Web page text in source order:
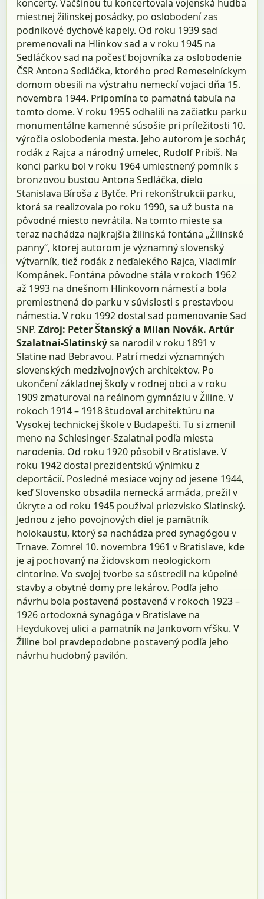
koncerty. Väčšinou tu koncertovala vojenská hudba
miestnej žilinskej posádky, po oslobodení zas
podnikové dychové kapely. Od roku 1939 sad
premenovali na Hlinkov sad a v roku 1945 na
Sedláčkov sad na počesť bojovníka za oslobodenie
ČSR Antona Sedláčka, ktorého pred Remeselníckym
domom obesili na výstrahu nemeckí vojaci dňa 15.
novembra 1944. Pripomína to pamätná tabuľa na
tomto dome. V roku 1955 odhalili na začiatku parku
monumentálne kamenné súsošie pri príležitosti 10.
výročia oslobodenia mesta. Jeho autorom je sochár,
rodák z Rajca a národný umelec, Rudolf Pribiš. Na
konci parku bol v roku 1964 umiestnený pomník s
bronzovou bustou Antona Sedláčka, dielo
Stanislava Bíroša z Bytče. Pri rekonštrukcii parku,
ktorá sa realizovala po roku 1990, sa už busta na
pôvodné miesto nevrátila. Na tomto mieste sa
teraz nachádza najkrajšia žilinská fontána „Žilinské
panny“, ktorej autorom je významný slovenský
výtvarník, tiež rodák z neďalekého Rajca, Vladimír
Kompánek. Fontána pôvodne stála v rokoch 1962
až 1993 na dnešnom Hlinkovom námestí a bola
premiestnená do parku v súvislosti s prestavbou
námestia. V roku 1992 dostal sad pomenovanie Sad
SNP.Zdroj: Peter Štanský a Milan Novák. Artúr
Szalatnai-Slatinskýsa narodil v roku 1891 v
Slatine nad Bebravou. Patrí medzi významných
slovenských medzivojnových architektov. Po
ukončení základnej školy v rodnej obci a v roku
1909 zmaturoval na reálnom gymnáziu v Žiline. V
rokoch 1914 – 1918 študoval architektúru na
Vysokej technickej škole v Budapešti. Tu si zmenil
meno na Schlesinger-Szalatnai podľa miesta
narodenia. Od roku 1920 pôsobil v Bratislave. V
roku 1942 dostal prezidentskú výnimku z
deportácií. Posledné mesiace vojny od jesene 1944,
keď Slovensko obsadila nemecká armáda, prežil v
úkryte a od roku 1945 používal priezvisko Slatinský.
Jednou z jeho povojnových diel je pamätník
holokaustu, ktorý sa nachádza pred synagógou v
Trnave. Zomrel 10. novembra 1961 v Bratislave, kde
je aj pochovaný na židovskom neologickom
cintoríne. Vo svojej tvorbe sa sústredil na kúpeľné
stavby a obytné domy pre lekárov. Podľa jeho
návrhu bola postavená postavená v rokoch 1923 –
1926 ortodoxná synagóga v Bratislave na
Heydukovej ulici a pamätník na Jankovom vŕšku. V
Žiline bol pravdepodobne postavený podľa jeho
návrhu hudobný pavilón.